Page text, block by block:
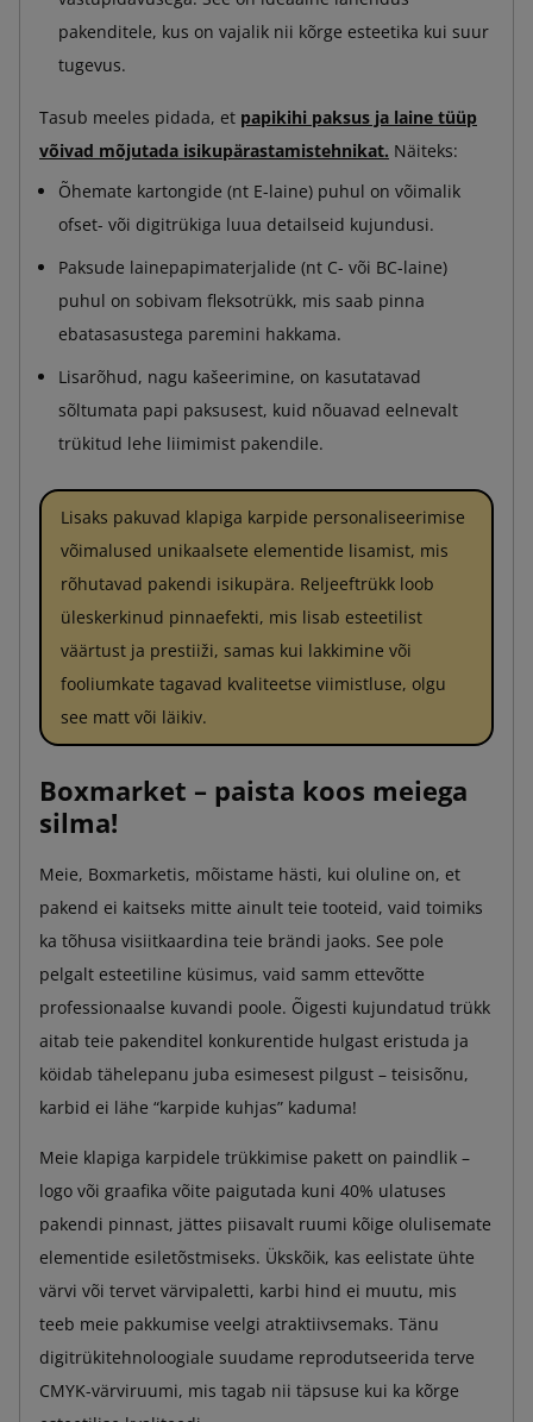
pakenditele, kus on vajalik nii kõrge esteetika kui suur
tugevus.
Tasub meeles pidada, et papikihi paksus ja laine tüüp
võivad mõjutada isikupärastamistehnikat. Näiteks:
Õhemate kartongide (nt E-laine) puhul on võimalik
ofset- või digitrükiga luua detailseid kujundusi.
Paksude lainepapimaterjalide (nt C- või BC-laine)
puhul on sobivam fleksotrükk, mis saab pinna
ebatasasustega paremini hakkama.
Lisarõhud, nagu kašeerimine, on kasutatavad
sõltumata papi paksusest, kuid nõuavad eelnevalt
trükitud lehe liimimist pakendile.
Lisaks pakuvad klapiga karpide personaliseerimise
võimalused unikaalsete elementide lisamist, mis
rõhutavad pakendi isikupära. Reljeeftrükk loob
üleskerkinud pinnaefekti, mis lisab esteetilist
väärtust ja prestiiži, samas kui lakkimine või
fooliumkate tagavad kvaliteetse viimistluse, olgu
see matt või läikiv.
Boxmarket – paista koos meiega
silma!
Meie, Boxmarketis, mõistame hästi, kui oluline on, et
pakend ei kaitseks mitte ainult teie tooteid, vaid toimiks
ka tõhusa visiitkaardina teie brändi jaoks. See pole
pelgalt esteetiline küsimus, vaid samm ettevõtte
professionaalse kuvandi poole. Õigesti kujundatud trükk
aitab teie pakenditel konkurentide hulgast eristuda ja
köidab tähelepanu juba esimesest pilgust – teisisõnu,
karbid ei lähe “karpide kuhjas” kaduma!
Meie klapiga karpidele trükkimise pakett on paindlik –
logo või graafika võite paigutada kuni 40% ulatuses
pakendi pinnast, jättes piisavalt ruumi kõige olulisemate
elementide esiletõstmiseks. Ükskõik, kas eelistate ühte
värvi või tervet värvipaletti, karbi hind ei muutu, mis
teeb meie pakkumise veelgi atraktiivsemaks. Tänu
digitrükitehnoloogiale suudame reprodutseerida terve
CMYK-värviruumi, mis tagab nii täpsuse kui ka kõrge